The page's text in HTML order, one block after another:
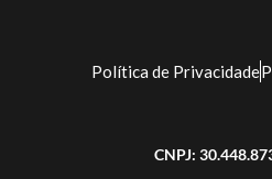
Política de Privacidade
CNPJ: